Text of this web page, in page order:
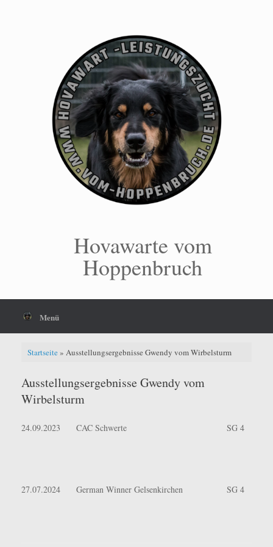
Hovawarte vom
Hoppenbruch
Menü
Startseite» Ausstellungsergebnisse Gwendy vom Wirbelsturm
Ausstellungsergebnisse Gwendy vom
Wirbelsturm
24.09.2023 CAC Schwerte SG 4
27.07.2024 German Winner Gelsenkirchen SG 4